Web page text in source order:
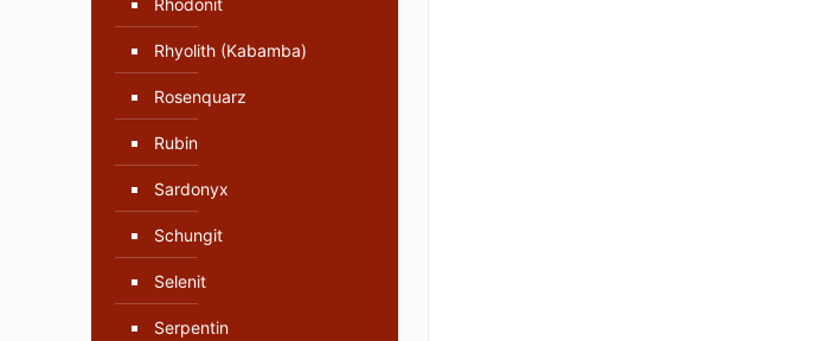
Rhodonit
Rhyolith (Kabamba)
Rosenquarz
Rubin
Sardonyx
Schungit
Selenit
Serpentin